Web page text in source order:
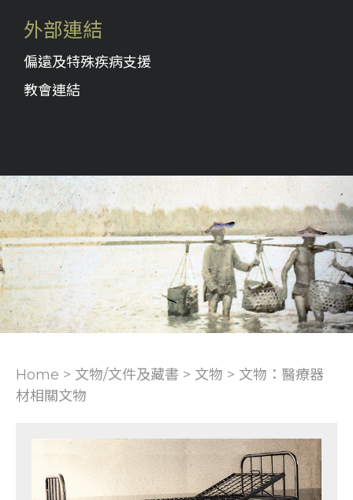
外部連結
偏遠及特殊疾病支援
教會連結
Home > 文物/文件及藏書 > 文物 > 文物：醫療器
材相關文物